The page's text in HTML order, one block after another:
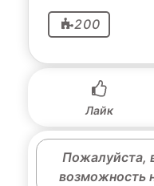
200
Лайк
Пожалуйста,
возможность